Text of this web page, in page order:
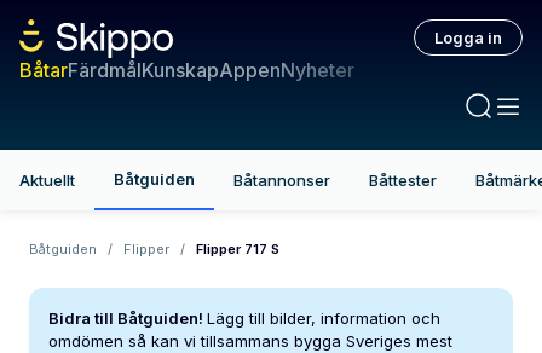
BåtarFärdmålKunskapAppenNyheter
Logga in
Aktuellt Båtguiden Båtannonser Båttester
Båtguiden / Flipper / Flipper 717 S
Bidra till Båtguiden! Lägg till bilder, information och
omdömen så kan vi tillsammans bygga Sveriges mest